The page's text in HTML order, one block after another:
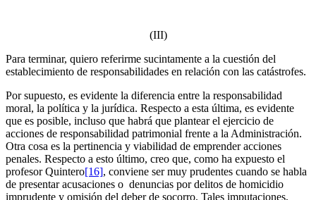
(III)
Para terminar, quiero referirme sucintamente a la cuestión del
establecimiento de responsabilidades en relación con las catástrofes.
Por supuesto, es evidente la diferencia entre la responsabilidad
moral, la política y la jurídica. Respecto a esta última, es evidente
que es posible, incluso que habrá que plantear el ejercicio de
acciones de responsabilidad patrimonial frente a la Administración.
Otra cosa es la pertinencia y viabilidad de emprender acciones
penales. Respecto a esto último, creo que, como ha expuesto el
profesor Quintero[16], conviene ser muy prudentes cuando se habla
de presentar acusaciones o denuncias por delitos de homicidio
imprudente y omisión del deber de socorro. Tales imputaciones,